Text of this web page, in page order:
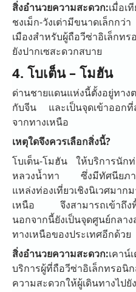
สิ่งอำนวยความสะดวก:เมื่อ
ชงเม็ก-วังเต่ามีขนาดเล็กก
เมืองสำหรับผู้ถือวีซ่าอิเล็กท
ยังปากเซสะดวกสบาย
4. โบเต็น – โมฮัน
ด่านชายแดนแห่งนี้ตั้งอยู่ทา
กับจีน และเป็นจุดเข้าออก
จากทางเหนือ
เหตุใดจึงควรเลือกสิ่งนี้?
โบเต็น-โมฮัน ให้บริการนักท่
หลวงน้ำทา ซึ่งมีทัศนียภาพ
แหล่งท่องเที่ยวเชิงนิเวศมา
เหนือ จึงสามารถเข้าถึงพื้
นอกจากนี้ยังเป็นจุดศูนย์กลา
ทางเหนือของประเทศอีกด้วย
สิ่งอำนวยความสะดวก:เคาน์
บริการผู้ที่ถือวีซ่าอิเล็กทรอนิ
ความสะดวกให้ผู้เดินทางไ